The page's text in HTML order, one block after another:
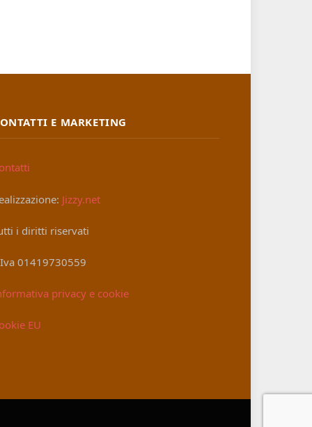
E MARKETING
Jizzy.net
i diritti riservati
01419730559
privacy e cookie
EU